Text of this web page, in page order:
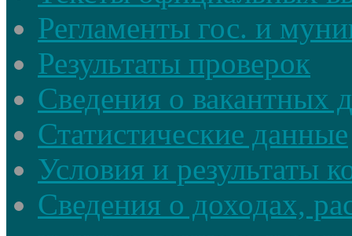
Регламенты гос. и
Результаты проверок
Сведения о вакантных
Статистические данные
Условия и результаты
Сведения о доходах,